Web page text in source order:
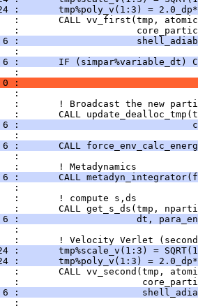
:       tmp%poly_v(1:3) =
:       CALL vv_first(tmp,
:
:
:
:       IF (simpar%variable_dt)
:
:
:
:       ! Broadcast the new
:       CALL
:
:
:       CALL
:
:       ! Metadynamics
:       CALL
:
:       ! compute s,ds
:       CALL get_s_ds(tmp,
:                     dt,
:
:       ! Velocity Verlet
:       tmp%scale_v(1:3) =
:       tmp%poly_v(1:3) =
:       CALL vv_second(tmp,
:
:
: